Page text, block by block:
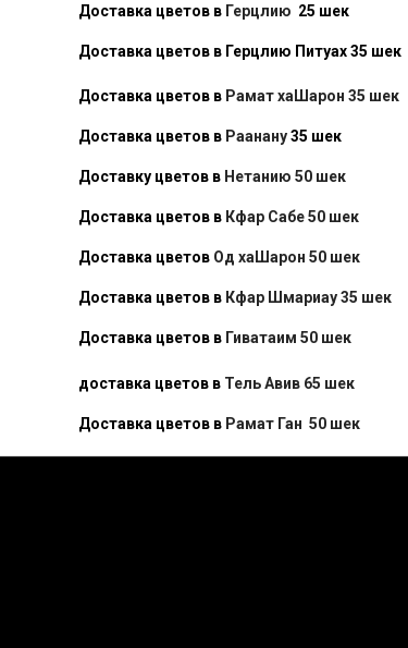
Доставка цветов в Герцлию 25 шек
Доставка цветов в Герцлию Питуах 35 шек
Доставка цветов в Рамат хаШарон 35 шек
Доставка цветов в Раанану35 шек
Доставку цветов в Нетанию 50 шек
Доставка цветов в Кфар Сабе 50 шек
Доставка цветов Од хаШарон 50 шек
Доставка цветов в Кфар Шмариау 35 шек
Доставка цветов в Гиватаим 50 шек
доставка цветов в Тель Авив 65 шек
Доставка цветов в Рамат Ган 50 шек